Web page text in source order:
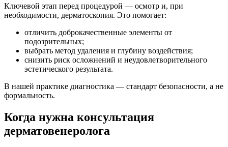
Ключевой этап перед процедурой — осмотр и, при
необходимости, дерматоскопия. Это помогает:
отличить доброкачественные элементы от
подозрительных;
выбрать метод удаления и глубину воздействия;
снизить риск осложнений и неудовлетворительного
эстетического результата.
В нашей практике диагностика — стандарт безопасности, а не
формальность.
Когда нужна консультация
дерматовенеролога